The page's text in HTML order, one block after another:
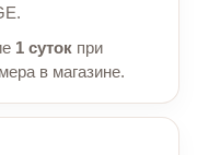
1 суток при
в магазине.